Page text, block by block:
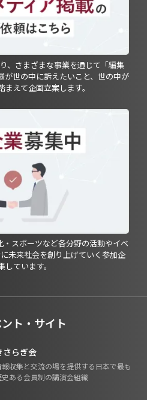
、さまざまな事業を通じて「編集
が世の中に訴えたいこと、世の中が
えて企画立案します。
スポーツなど各分野の活動やイベ
未来社会を創り上げていく参加企
しています。
ト・サイト
さらぎ会
報収集と交流の場を提供する日本で最も
史ある会員制の講演会組織